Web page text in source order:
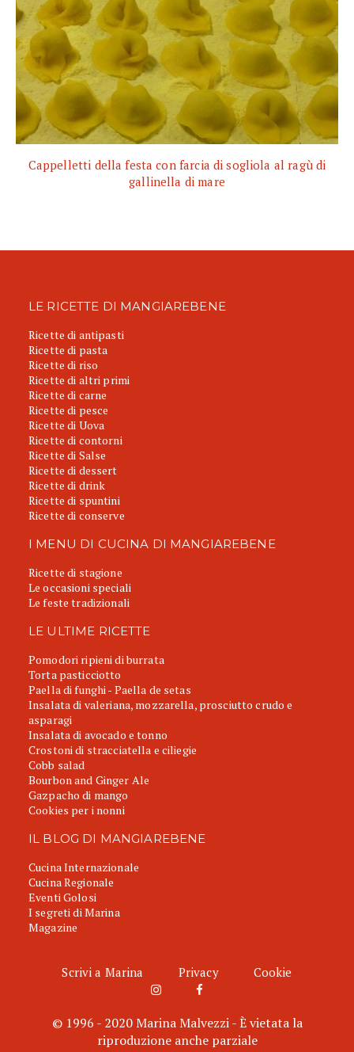
Cappelletti della festa con farcia di sogliola al ragù di
gallinella di mare
LE RICETTE DI MANGIAREBENE
Ricette di antipasti
Ricette di pasta
Ricette di riso
Ricette di altri primi
Ricette di carne
Ricette di pesce
Ricette di Uova
Ricette di contorni
Ricette di Salse
Ricette di dessert
Ricette di drink
Ricette di spuntini
Ricette di conserve
I MENU DI CUCINA DI MANGIAREBENE
Ricette di stagione
Le occasioni speciali
Le feste tradizionali
LE ULTIME RICETTE
Pomodori ripieni di burrata
Torta pasticciotto
Paella di funghi - Paella de setas
Insalata di valeriana, mozzarella, prosciutto crudo e
asparagi
Insalata di avocado e tonno
Crostoni di stracciatella e ciliegie
Cobb salad
Bourbon and Ginger Ale
Gazpacho di mango
Cookies per i nonni
IL BLOG DI MANGIAREBENE
Cucina Internazionale
Cucina Regionale
Eventi Golosi
I segreti di Marina
Magazine
Scrivi a Marina Privacy Cookie
© 1996 - 2020 Marina Malvezzi - È vietata la
riproduzione anche parziale